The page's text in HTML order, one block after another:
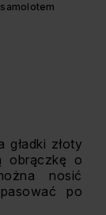
gładki złoty
obrączkę o
nosić
po